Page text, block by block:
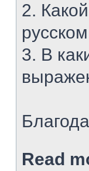
2.
3. В
Read